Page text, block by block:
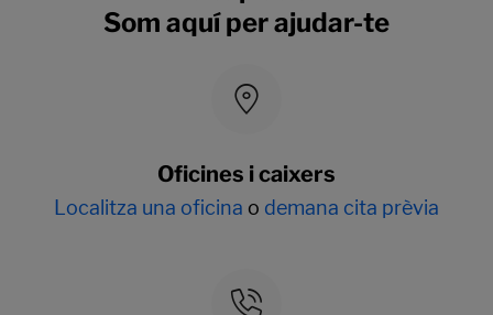
Som aquí per ajudar-te
Oficines i caixers
Localitza una oficina o demana cita prèvia